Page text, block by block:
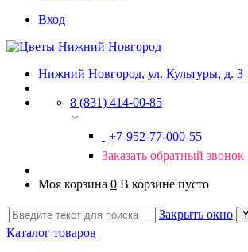
Вход
Нижний Новгород, ул. Культуры, д. 3
8 (831) 414-00-85
+7-952-77-000-55
Заказать обратный звонок
Моя корзина 0 В корзине пусто
Закрыть окно
Каталог товаров